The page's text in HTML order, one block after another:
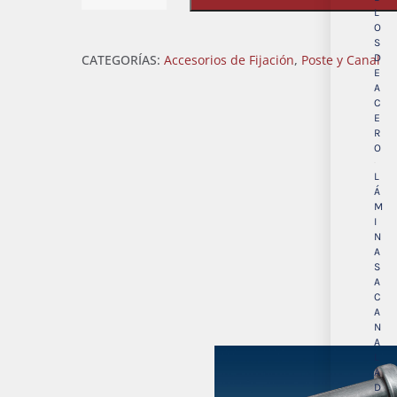
L
O
S
D
E
A
C
E
R
O
L
Á
M
I
N
A
S
A
C
A
N
A
A
D
CATEGORÍAS: Accesorios de Fijación, Poste y Canal